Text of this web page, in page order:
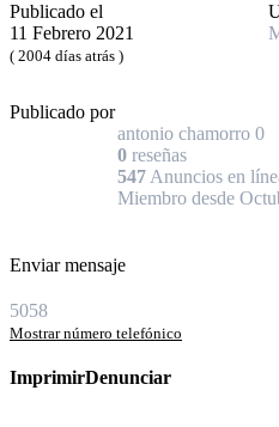
Publicado el
11 Febrero 2021
( 2004 días atrás )
Publicado por
antonio chamorro 0
0 reseñas
547 Anuncios en
Miembro desde
Enviar mensaje
5058
Mostrar número telefónico
ImprimirDenunciar